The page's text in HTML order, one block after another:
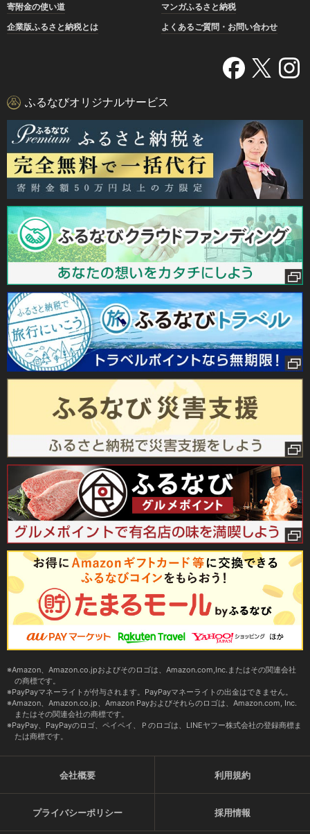
寄附金の使い道
マンガふるさと納税
企業版ふるさと納税とは
よくあるご質問・お問い合わせ
ふるなびオリジナルサービス
Amazon、Amazon.co.jpおよびそのロゴは、Amazon.com,Inc.またはその関連会社
の商標です。
PayPayマネーライトが付与されます。PayPayマネーライトの出金はできません。
Amazon、Amazon.co.jp、Amazon Payおよびそれらのロゴは、Amazon.com, Inc.
またはその関連会社の商標です。
PayPay、PayPayのロゴ、ペイペイ、Ｐのロゴは、LINEヤフー株式会社の登録商標ま
たは商標です。
会社概要 利用規約
プライバシーポリシー 採用情報